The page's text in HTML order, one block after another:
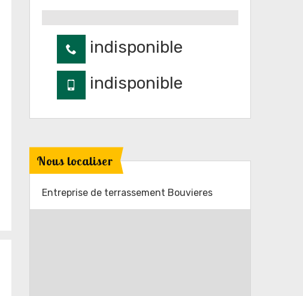
indisponible
indisponible
Nous localiser
Entreprise de terrassement Bouvieres